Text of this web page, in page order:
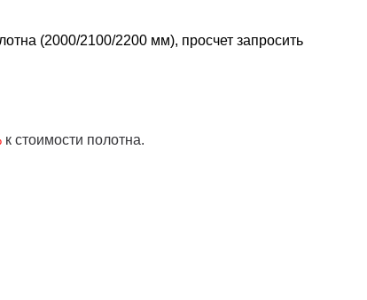
(2000/2100/2200 мм), просчет запросить
к стоимости полотна.